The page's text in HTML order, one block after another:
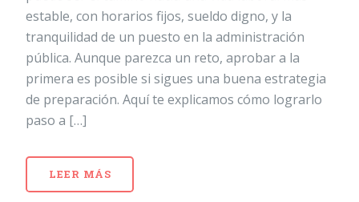
estable, con horarios fijos, sueldo digno, y la
tranquilidad de un puesto en la administración
pública. Aunque parezca un reto, aprobar a la
primera es posible si sigues una buena estrategia
de preparación. Aquí te explicamos cómo lograrlo
paso a […]
LEER MÁS